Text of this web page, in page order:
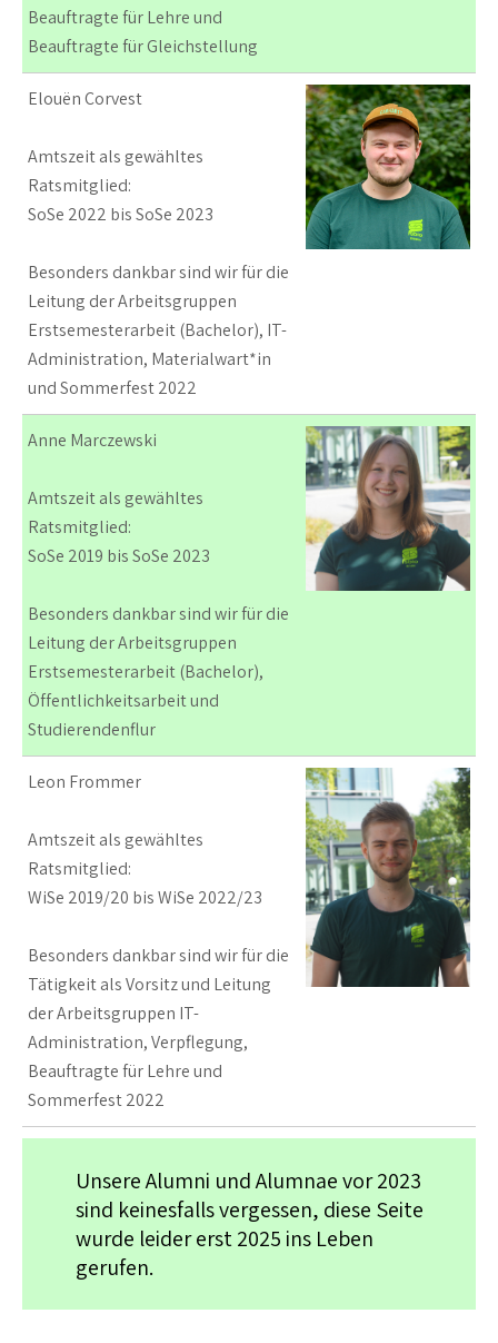
Beauftragte für Lehre und
Beauftragte für Gleichstellung
Elouën Corvest
Amtszeit als gewähltes
Ratsmitglied:
SoSe 2022 bis SoSe 2023
Besonders dankbar sind wir für die
Leitung der Arbeitsgruppen
Erstsemesterarbeit (Bachelor), IT-
Administration, Materialwart*in
und Sommerfest 2022
Anne Marczewski
Amtszeit als gewähltes
Ratsmitglied:
SoSe 2019 bis SoSe 2023
Besonders dankbar sind wir für die
Leitung der Arbeitsgruppen
Erstsemesterarbeit (Bachelor),
Öffentlichkeitsarbeit und
Studierendenflur
Leon Frommer
Amtszeit als gewähltes
Ratsmitglied:
WiSe 2019/20 bis WiSe 2022/23
Besonders dankbar sind wir für die
Tätigkeit als Vorsitz und Leitung
der Arbeitsgruppen IT-
Administration, Verpflegung,
Beauftragte für Lehre und
Sommerfest 2022
Unsere Alumni und Alumnae vor 2023
sind keinesfalls vergessen, diese Seite
wurde leider erst 2025 ins Leben
gerufen.